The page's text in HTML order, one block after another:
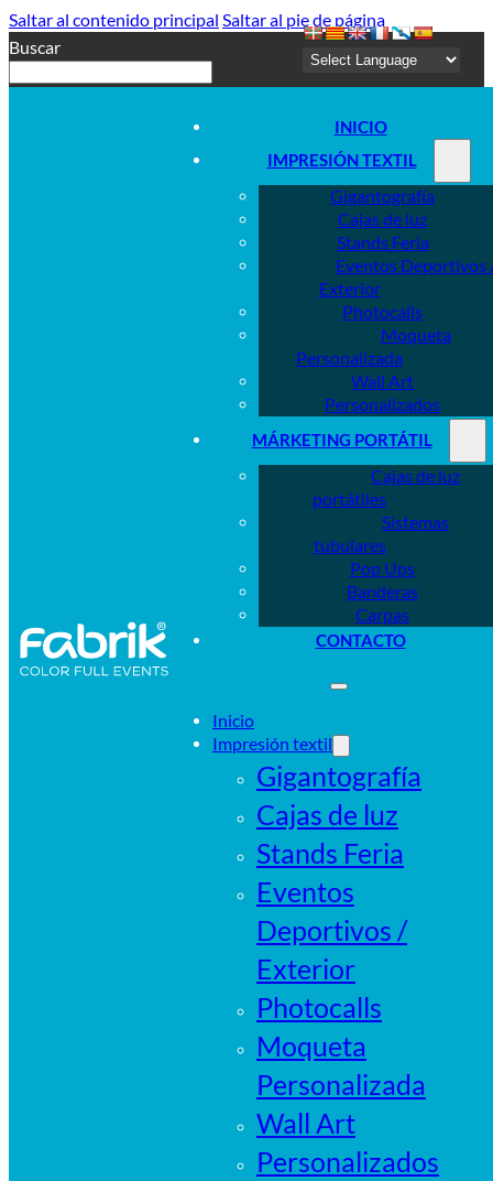
Saltar al contenido principal Saltar al pie de página
Buscar
INICIO
IMPRESIÓN TEXTIL
Gigantografía
Cajas de luz
Stands Feria
Eventos Deportivos
Exterior
Photocalls
Moqueta
Personalizada
Wall Art
Personalizados
MÁRKETING PORTÁTIL
Cajas de luz
portátiles
Sistemas
tubulares
Pop Ups
Banderas
Carpas
CONTACTO
Inicio
Impresión textil
Gigantografía
Cajas de luz
Stands Feria
Eventos
Deportivos /
Exterior
Photocalls
Moqueta
Personalizada
Wall Art
Personalizados